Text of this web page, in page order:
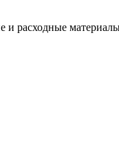
и расходные